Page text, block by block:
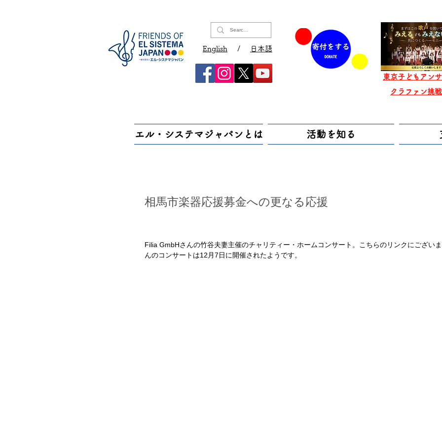
English / 日本語
東京子どもアン
クラファン挑戦
エル・システマジャパンとは 活動を知る
相馬市楽器応援募金への更なる応援
Filia GmbHさんの竹谷夫妻主催のチャリティー・ホームコンサート。こちらのリンクにござい
んのコンサートは12月7日に開催されたようです。